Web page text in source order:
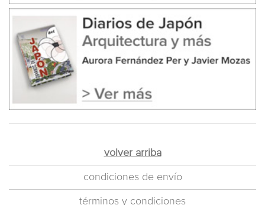
volver arriba
condiciones de envío
términos y condiciones